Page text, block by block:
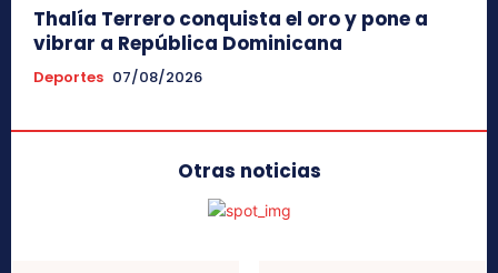
Thalía Terrero conquista el oro y pone a
vibrar a República Dominicana
Deportes 07/08/2026
Otras noticias